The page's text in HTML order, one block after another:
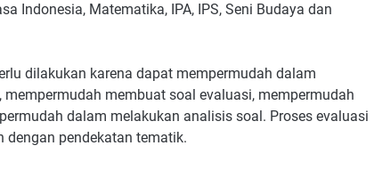
Indonesia, Matematika, IPA, IPS, Seni Budaya dan
dilakukan karena dapat mempermudah dalam
membuat soal evaluasi, mempermudah
dalam melakukan analisis soal. Proses evaluasi
dengan pendekatan tematik.